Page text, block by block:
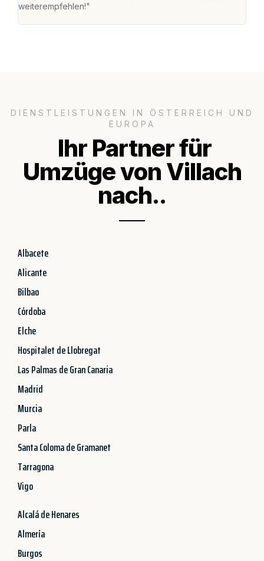
weiterempfehlen!"
DIENSTLEISTUNGEN IN ÖSTERREICH UND
EUROPA
Ihr Partner für
Umzüge von Villach
nach..
Albacete
Alicante
Bilbao
Córdoba
Elche
Hospitalet de Llobregat
Las Palmas de Gran Canaria
Madrid
Murcia
Parla
Santa Coloma de Gramanet
Tarragona
Vigo
Alcalá de Henares
Almería
Burgos